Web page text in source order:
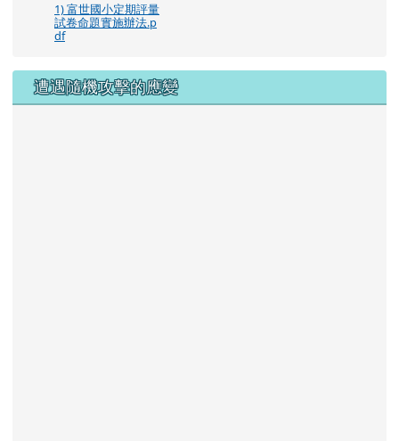
1) 富世國小定期評量
試卷命題實施辦法.p
df
遭遇隨機攻擊的應變